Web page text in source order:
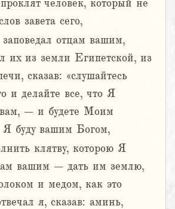
человек, который не
завета сего,
отцам вашим,
их из земли Египетской, из
сказав: «слушайтесь
и делайте все, что Я
вам, – и будете Моим
Я буду вашим Богом,
клятву, которою Я
вашим – дать им землю,
и медом, как это
я, сказав: аминь,